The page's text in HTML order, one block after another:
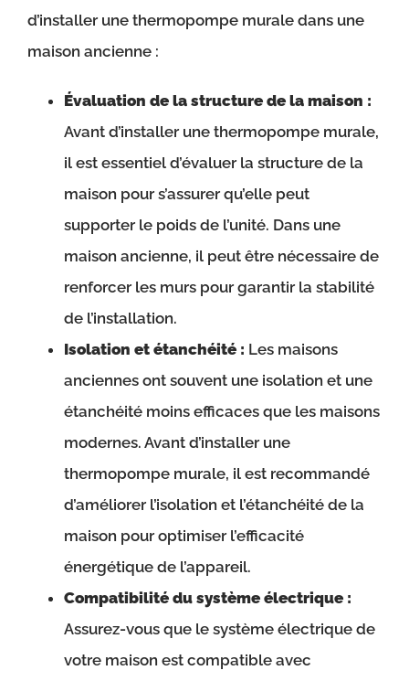
d’installer une thermopompe murale dans une
maison ancienne :
Évaluation de la structure de la maison :
Avant d’installer une thermopompe murale,
il est essentiel d’évaluer la structure de la
maison pour s’assurer qu’elle peut
supporter le poids de l’unité. Dans une
maison ancienne, il peut être nécessaire de
renforcer les murs pour garantir la stabilité
de l’installation.
Isolation et étanchéité : Les maisons
anciennes ont souvent une isolation et une
étanchéité moins efficaces que les maisons
modernes. Avant d’installer une
thermopompe murale, il est recommandé
d’améliorer l’isolation et l’étanchéité de la
maison pour optimiser l’efficacité
énergétique de l’appareil.
Compatibilité du système électrique :
Assurez-vous que le système électrique de
votre maison est compatible avec